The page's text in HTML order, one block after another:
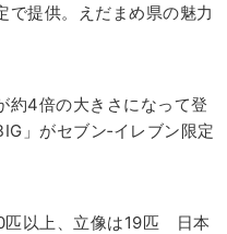
で提供。えだまめ県の魅力
約4倍の大きさになって登
」がセブン‐イレブン限定
匹以上、立像は19匹 日本